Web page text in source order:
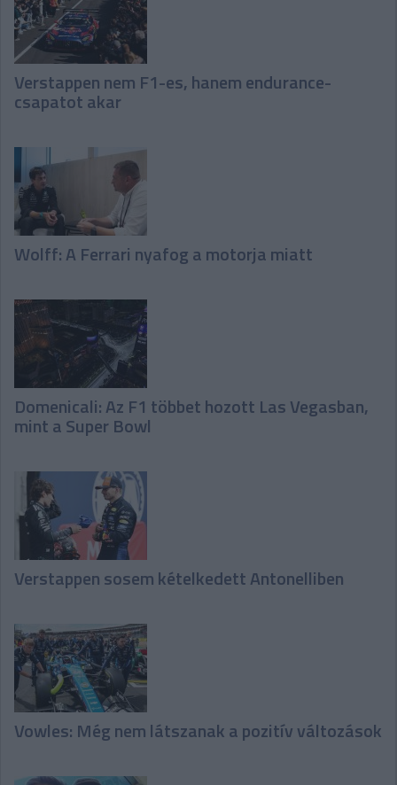
Verstappen nem F1-es, hanem endurance-
csapatot akar
Wolff: A Ferrari nyafog a motorja miatt
Domenicali: Az F1 többet hozott Las Vegasban,
mint a Super Bowl
Verstappen sosem kételkedett Antonelliben
Vowles: Még nem látszanak a pozitív változások